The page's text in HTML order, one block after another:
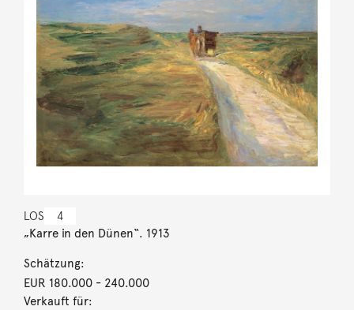
LOS 4
„Karre in den Dünen“. 1913
Schätzung:
EUR 180.000- 240.000
Verkauft für: